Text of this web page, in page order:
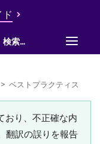
検索
> ベストプラクティス
おり、不正確な内
翻訳の誤りを報告